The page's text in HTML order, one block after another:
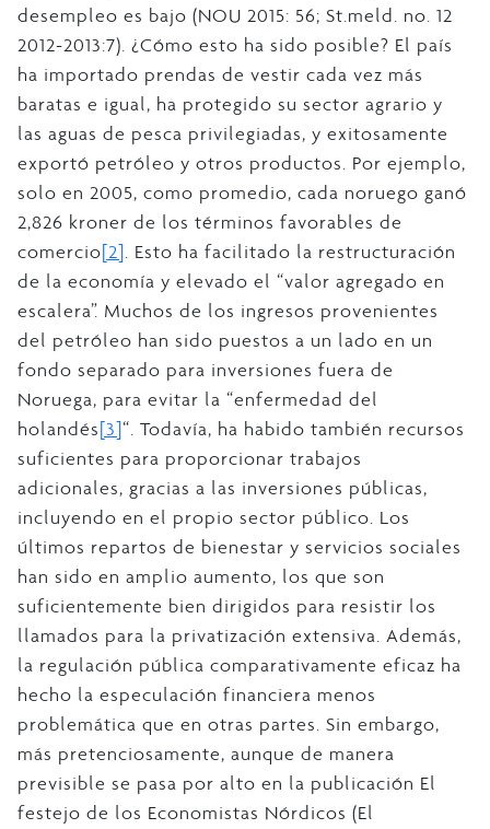
desempleo es bajo (NOU 2015: 56; St.meld. no. 12
2012-2013:7). ¿Cómo esto ha sido posible? El país
ha importado prendas de vestir cada vez más
baratas e igual, ha protegido su sector agrario y
las aguas de pesca privilegiadas, y exitosamente
exportó petróleo y otros productos. Por ejemplo,
solo en 2005, como promedio, cada noruego ganó
2,826 kroner de los términos favorables de
comercio[2]. Esto ha facilitado la restructuración
de la economía y elevado el “valor agregado en
escalera”. Muchos de los ingresos provenientes
del petróleo han sido puestos a un lado en un
fondo separado para inversiones fuera de
Noruega, para evitar la “enfermedad del
holandés[3]“. Todavía, ha habido también recursos
suficientes para proporcionar trabajos
adicionales, gracias a las inversiones públicas,
incluyendo en el propio sector público. Los
últimos repartos de bienestar y servicios sociales
han sido en amplio aumento, los que son
suficientemente bien dirigidos para resistir los
llamados para la privatización extensiva. Además,
la regulación pública comparativamente eficaz ha
hecho la especulación financiera menos
problemática que en otras partes. Sin embargo,
más pretenciosamente, aunque de manera
previsible se pasa por alto en la publicación El
festejo de los Economistas Nórdicos (El